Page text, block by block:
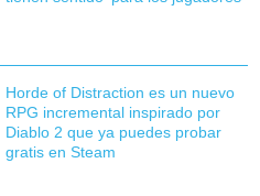
Horde of Distraction es un nuevo
RPG incremental inspirado por
Diablo 2 que ya puedes probar
gratis en Steam